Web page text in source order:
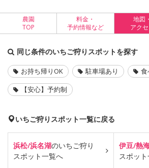
農園
TOP
料金・
予約情報など
地図・
アク
同じ条件のいちご狩りスポットを探す
お持ち帰りOK 駐車場あり
食
【安心】予約制
いちご狩りスポット一覧に戻る
浜松/浜名湖のいちご狩り
スポット一覧へ
伊豆/熱
スポッ